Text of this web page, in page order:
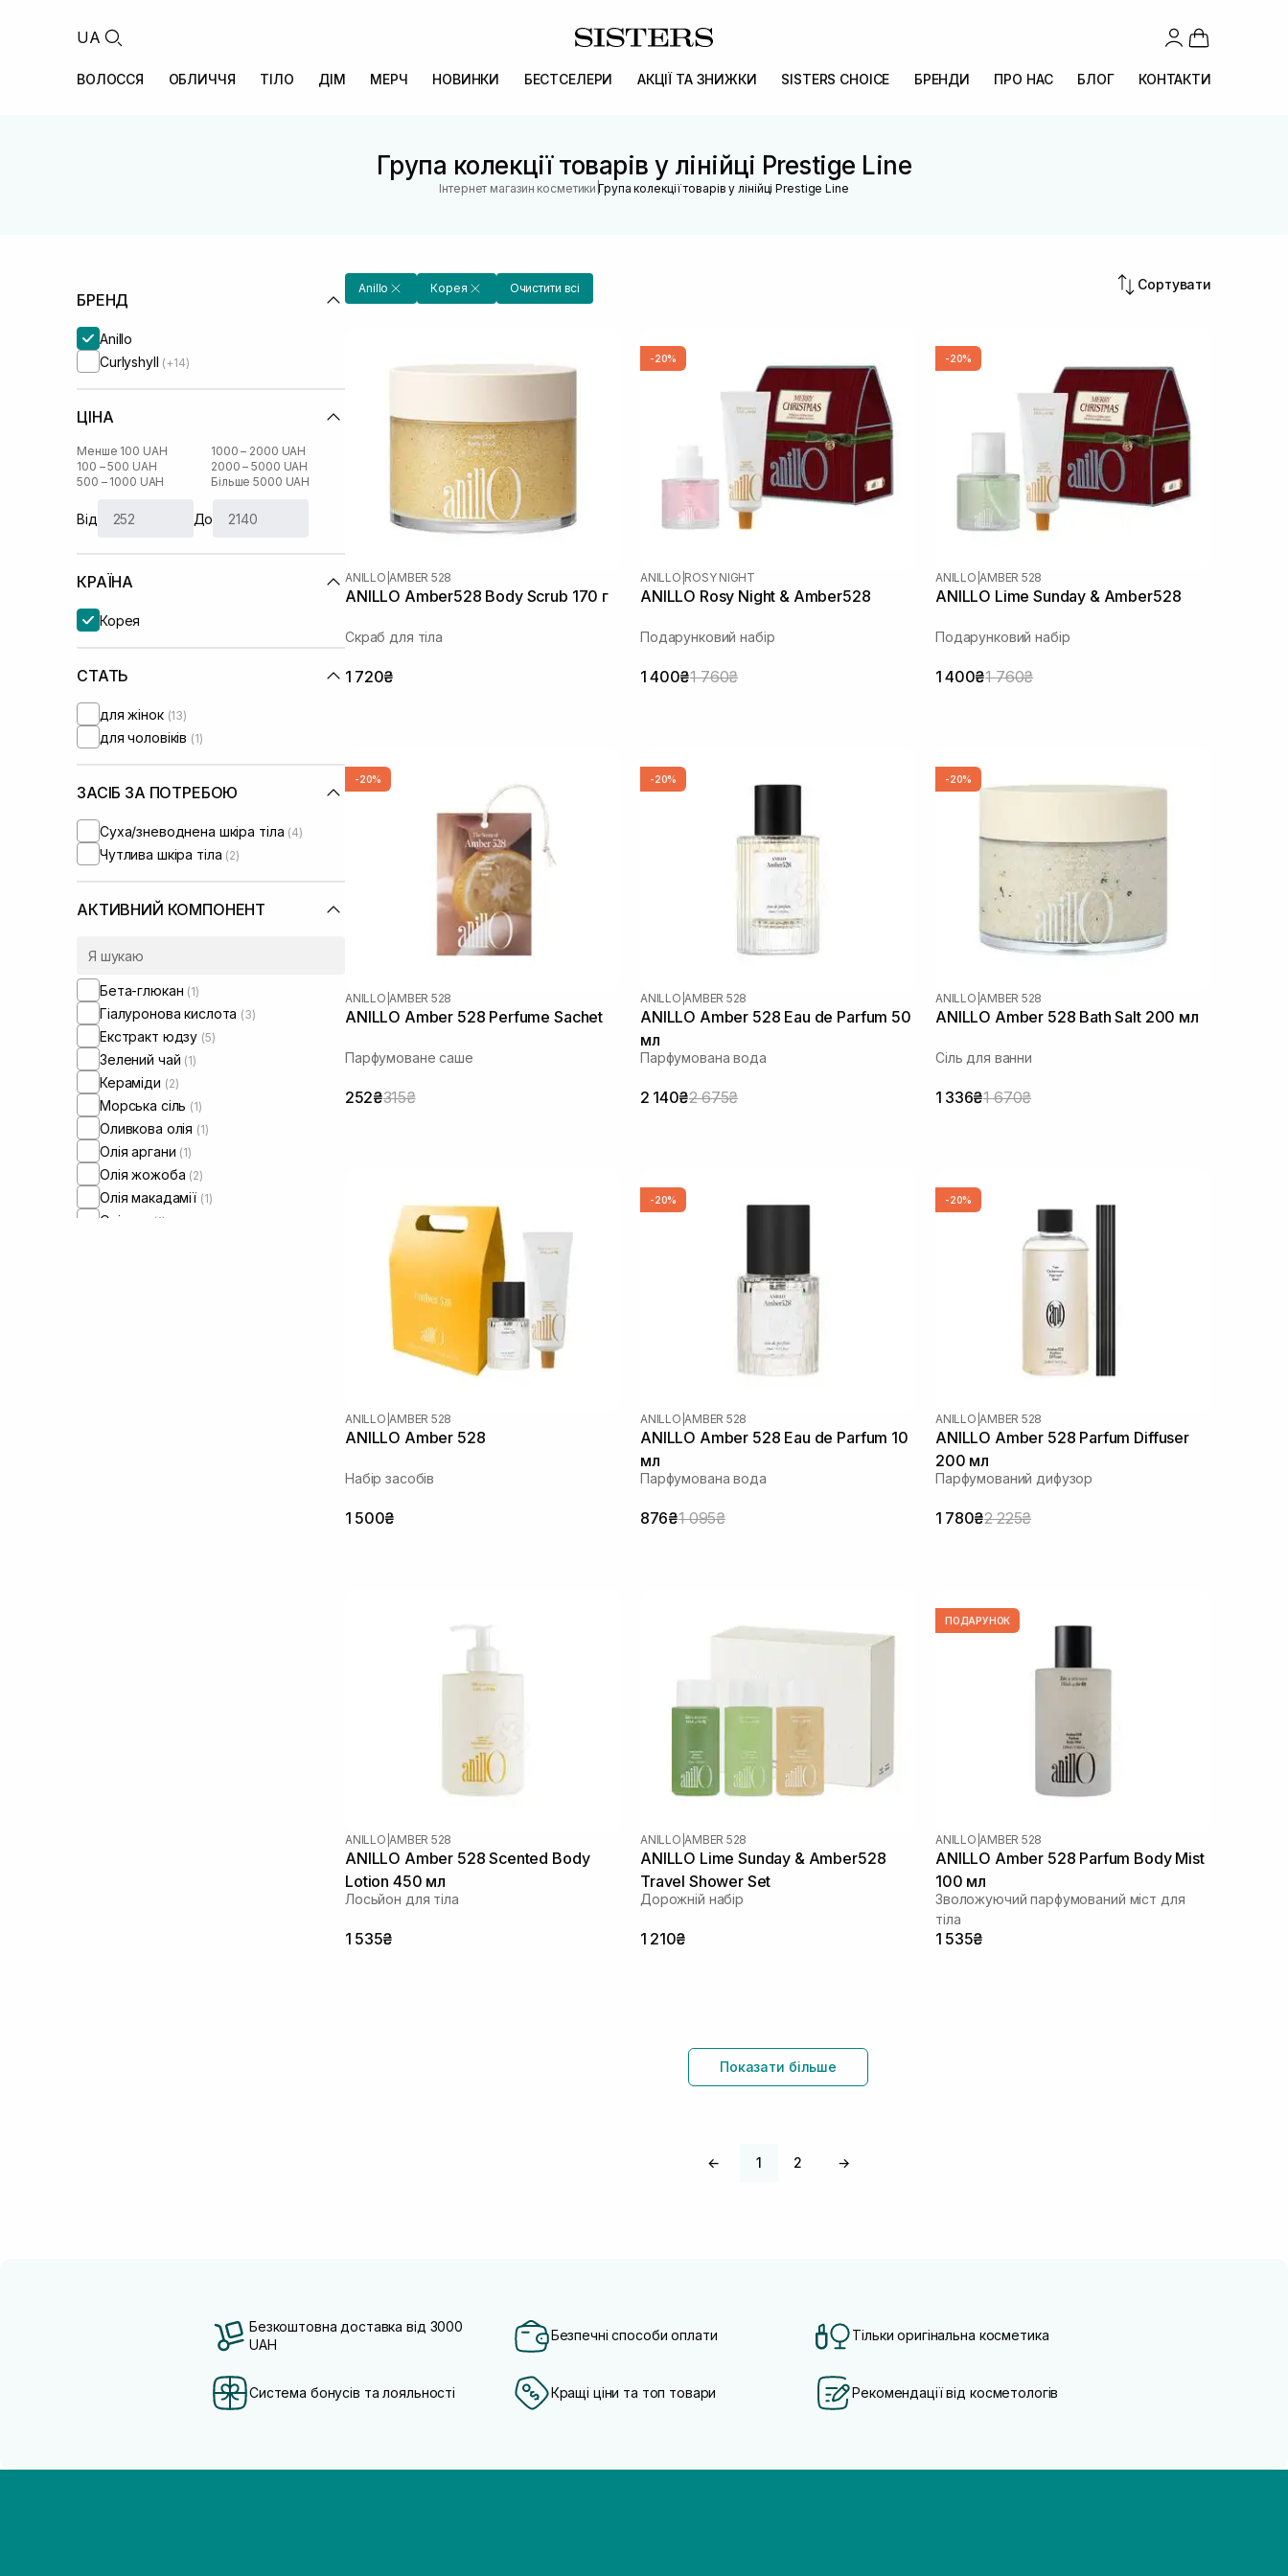
UA
ВОЛОССЯ ОБЛИЧЧЯ ТІЛО ДІМ МЕРЧ НОВИНКИ БЕСТСЕЛЕРИ АКЦІЇ ТА ЗНИЖКИ SISTERS CHOICE БРЕНДИ ПРО НАС БЛОГ КОНТАКТИ
Група колекції товарів у лінійці Prestige Line
Інтернет магазин косметики |Група колекції товарів у лінійці Prestige Line
БРЕНД
Anillo
Curlyshyll (+14)
ЦІНА
Менше 100 UAH
100 – 500 UAH
500 – 1000 UAH
1000 – 2000 UAH
2000 – 5000 UAH
Більше 5000 UAH
Від До
КРАЇНА
Корея
СТАТЬ
для жінок (13)
для чоловіків (1)
ЗАСІБ ЗА ПОТРЕБОЮ
Суха/зневоднена шкіра тіла (4)
Чутлива шкіра тіла (2)
АКТИВНИЙ КОМПОНЕНТ
Бета-глюкан (1)
Гіалуронова кислота (3)
Екстракт юдзу (5)
Зелений чай (1)
Кераміди (2)
Морська сіль (1)
Оливкова олія (1)
Олія аргани (1)
Олія жожоба (2)
Олія макадамії (1)
Олія ши (1)
Anillo Корея Очистити всі Сортувати
ANILLO AMBER 528
ANILLO Amber528 Body Scrub 170 г
Скраб для тіла
1 720₴
-20%
ANILLO ROSY NIGHT
ANILLO Rosy Night & Amber528
Подарунковий набір
1 400₴1 760₴
-20%
ANILLO AMBER 528
ANILLO Lime Sunday & Amber528
Подарунковий набір
1 400₴1 760₴
-20%
ANILLO AMBER 528
ANILLO Amber 528 Perfume Sachet
Парфумоване саше
252₴315₴
-20%
ANILLO AMBER 528
ANILLO Amber 528 Eau de Parfum 50
мл
Парфумована вода
2 140₴2 675₴
-20%
ANILLO AMBER 528
ANILLO Amber 528 Bath Salt 200 мл
Сіль для ванни
1 336₴1 670₴
ANILLO AMBER 528
ANILLO Amber 528
Набір засобів
1 500₴
-20%
ANILLO AMBER 528
ANILLO Amber 528 Eau de Parfum 10
мл
Парфумована вода
876₴1 095₴
-20%
ANILLO AMBER 528
ANILLO Amber 528 Parfum Diffuser
200 мл
Парфумований дифузор
1 780₴2 225₴
ANILLO AMBER 528
ANILLO Amber 528 Scented Body
Lotion 450 мл
Лосьйон для тіла
1 535₴
ANILLO AMBER 528
ANILLO Lime Sunday & Amber528
Travel Shower Set
Дорожній набір
1 210₴
ПОДАРУНОК
ANILLO AMBER 528
ANILLO Amber 528 Parfum Body Mist
100 мл
Зволожуючий парфумований міст для
тіла
1 535₴
Показати більше
← 1 2 →
Безкоштовна доставка від 3000
UAH
Безпечні способи оплати Тільки оригінальна косметика
Система бонусів та лояльності Кращі ціни та топ товари Рекомендації від косметологів